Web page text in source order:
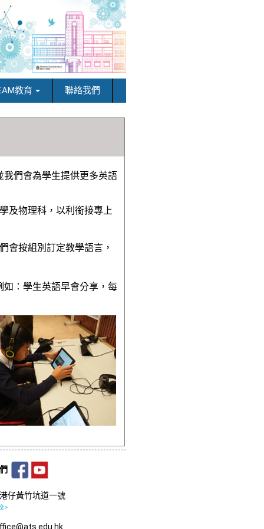
教育 聯絡我們
們會為學生提供更多英語
及物理科，以利銜接專上
會按組別訂定教學語言，
：學生英語早會分享，每
仔黃竹坑道一號
>